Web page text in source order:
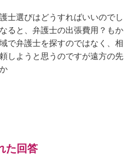
士選びはどうすればいいのでし
ると、弁護士の出張費用？もか
で弁護士を探すのではなく、相
しようと思うのですが遠方の先
た回答